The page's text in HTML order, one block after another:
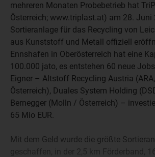
mehreren Monaten Probebetrieb hat
Österreich; www.triplast.at) am 28. Juni
Sortieranlage für das Recycling von
aus Kunststoff und Metall offiziell
Ennshafen in Oberösterreich hat eine
100.000 jato, es entstehen 60 neue
Eigner – Altstoff Recycling Austria
Österreich), Duales System Holding
Bernegger (Molln / Österreich) –
65 Mio EUR.
Mit dem Geld wurde die größte
geschaffen, in der 2,5 km Förderband,